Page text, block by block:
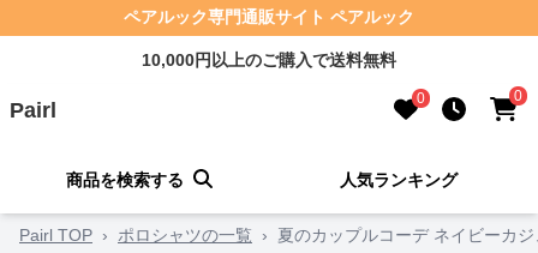
ペアルック専門通販サイト ペアルック
10,000円以上のご購入で送料無料
Pairl 0 0
商品を検索する 人気ランキング
Pairl TOP › ポロシャツの一覧 › 夏のカップルコーデ ネイビーカ